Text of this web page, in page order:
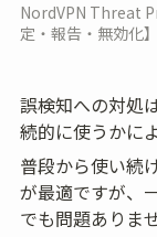
NordVPN Threat
定・報告・無効化
誤検知への対処
続的に使うかに
普段から使い続
が最適ですが、
でも問題ありま